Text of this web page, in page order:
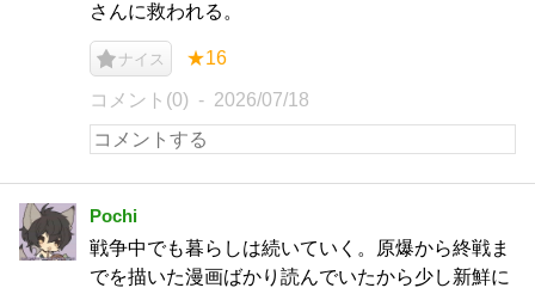
さんに救われる。
ナイス ★16
コメント(0) 2026/07/18
Pochi
戦争中でも暮らしは続いていく。原爆から終戦ま
でを描いた漫画ばかり読んでいたから少し新鮮に